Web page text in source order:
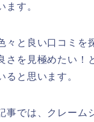
ます。
々と良い口コミを
さを見極めたい！
ると思います。
事では、クレーム